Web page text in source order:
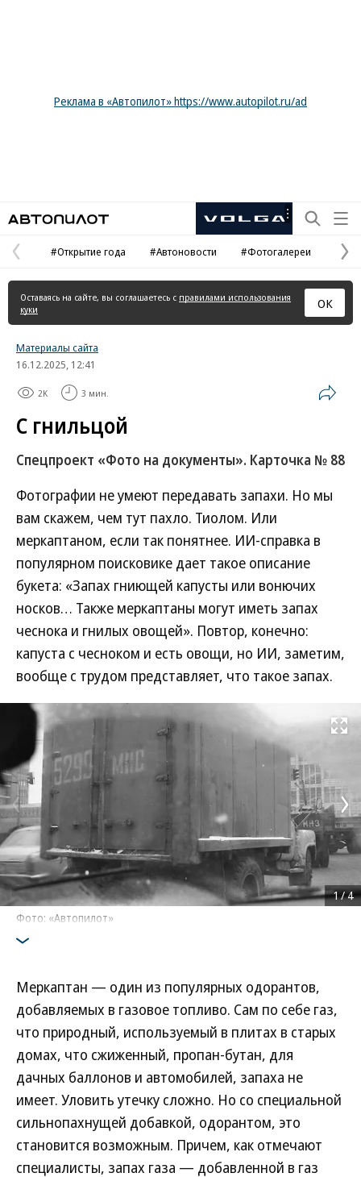
Реклама в «Автопилот» https://www.autopilot.ru/ad
Рекламная
Предыдущая
страница
#Открытие года #Автоновости #Фотогалереи
Оставаясь на сайте, вы соглашаетесь с правилами использования
куки
ОК
Материалы сайта
16.12.2025, 12:41
2K 3 мин.
С гнильцой
Спецпроект «Фото на документы». Карточка № 88
Фотографии не умеют передавать запахи. Но мы
вам скажем, чем тут пахло. Тиолом. Или
меркаптаном, если так понятнее. ИИ-справка в
популярном поисковике дает такое описание
букета: «Запах гниющей капусты или вонючих
носков… Также меркаптаны могут иметь запах
чеснока и гнилых овощей». Повтор, конечно:
капуста с чесноком и есть овощи, но ИИ, заметим,
вообще с трудом представляет, что такое запах.
Развернуть
Фото: «Автопилот»
1/4
Меркаптан — один из популярных одорантов,
добавляемых в газовое топливо. Сам по себе газ,
что природный, используемый в плитах в старых
домах, что сжиженный, пропан-бутан, для
дачных баллонов и автомобилей, запаха не
имеет. Уловить утечку сложно. Но со специальной
сильнопахнущей добавкой, одорантом, это
становится возможным. Причем, как отмечают
специалисты, запах газа — добавленной в газ